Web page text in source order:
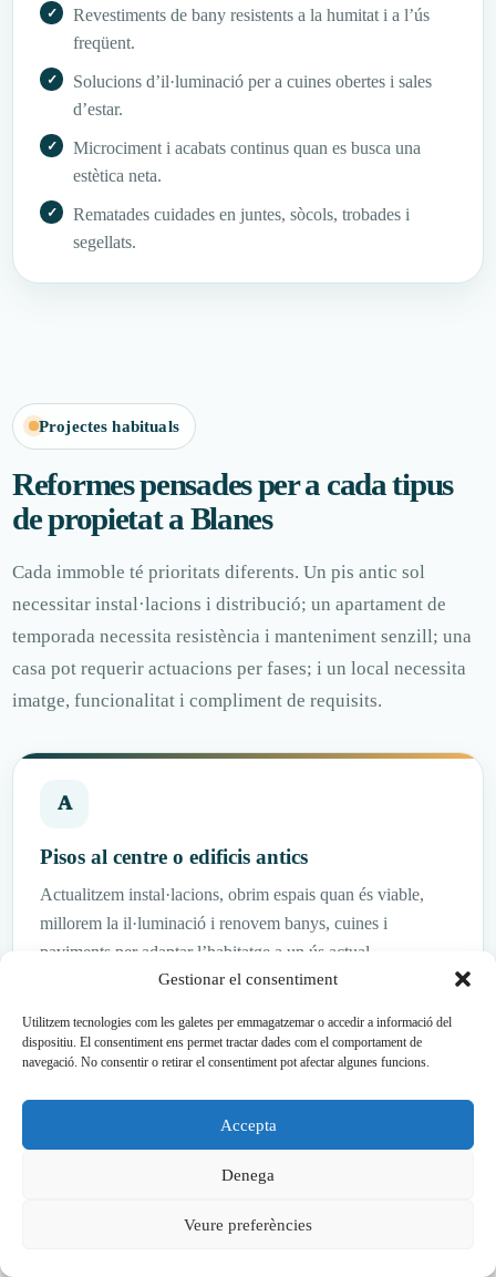
Gestionar el consentiment
Utilitzem tecnologies com les galetes per emmagatzemar o accedir a informació del
dispositiu. El consentiment ens permet tractar dades com el comportament de
navegació. No consentir o retirar el consentiment pot afectar algunes funcions.
Accepta
Denega
Veure preferències
Revestiments de bany resistents a la humitat i a l’ús
freqüent.
Solucions d’il·luminació per a cuines obertes i sales
d’estar.
Microciment i acabats continus quan es busca una
estètica neta.
Rematades cuidades en juntes, sòcols, trobades i
segellats.
Projectes habituals
Reformes pensades per a cada tipus
de propietat a Blanes
Cada immoble té prioritats diferents. Un pis antic sol
necessitar instal·lacions i distribució; un apartament de
temporada necessita resistència i manteniment senzill; una
casa pot requerir actuacions per fases; i un local necessita
imatge, funcionalitat i compliment de requisits.
A
Pisos al centre o edificis antics
Actualitzem instal·lacions, obrim espais quan és viable,
millorem la il·luminació i renovem banys, cuines i
paviments per adaptar l’habitatge a un ús actual.
B
Apartaments de costa
pràctics, cuines compactes i solucions que funcionin bé en